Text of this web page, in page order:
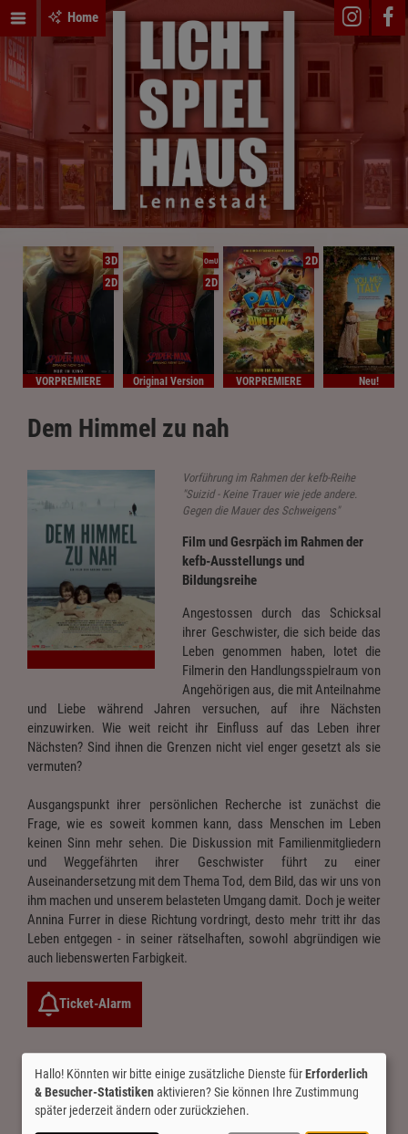
Home
3D
2D
VORPREMIERE
OmU
2D
Original Version
2D
VORPREMIERE Neu!
Dem Himmel zu nah
Vorführung im Rahmen der kefb-Reihe
"Suizid - Keine Trauer wie jede andere.
Gegen die Mauer des Schweigens"
Film und Gesrpäch im Rahmen der
kefb-Ausstellungs und
Bildungsreihe
Angestossen durch das Schicksal
ihrer Geschwister, die sich beide das
Leben genommen haben, lotet die
Filmerin den Handlungsspielraum von
Angehörigen aus, die mit Anteilnahme
und Liebe während Jahren versuchen, auf ihre Nächsten
einzuwirken. Wie weit reicht ihr Einfluss auf das Leben ihrer
Nächsten? Sind ihnen die Grenzen nicht viel enger gesetzt als sie
vermuten?
Ausgangspunkt ihrer persönlichen Recherche ist zunächst die
Frage, wie es soweit kommen kann, dass Menschen im Leben
keinen Sinn mehr sehen. Die Diskussion mit Familienmitgliedern
und Weggefährten ihrer Geschwister führt zu einer
Auseinandersetzung mit dem Thema Tod, dem Bild, das wir uns von
ihm machen und unserem belasteten Umgang damit. Doch je weiter
Annina Furrer in diese Richtung vordringt, desto mehr tritt ihr das
Leben entgegen - in seiner rätselhaften, sowohl abgründigen wie
auch liebenswerten Farbigkeit.
Ticket-Alarm
Hallo! Könnten wir bitte einige zusätzliche Dienste fürErforderlich
& Besucher-Statistikenaktivieren? Sie können Ihre Zustimmung
später jederzeit ändern oder zurückziehen.